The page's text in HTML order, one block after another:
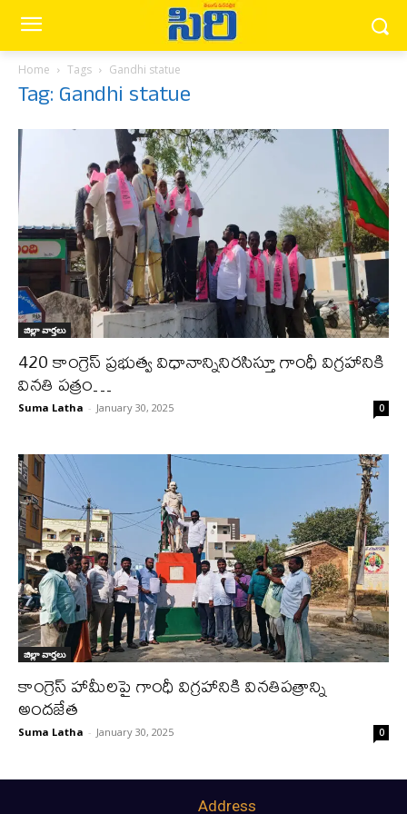
Home Tags Gandhi statue
Tag: Gandhi statue
జిల్లా వార్త‌లు
420 కాంగ్రెస్ ప్రభుత్వ విధానాన్నినిరసిస్తూ గాంధీ విగ్రహానికి
వినతి పత్రం…
Suma Latha - January 30, 2025 0
జిల్లా వార్త‌లు
కాంగ్రెస్ హామీలపై గాంధీ విగ్రహానికి వినతిపత్రాన్ని
అందజేత
Suma Latha - January 30, 2025 0
Address